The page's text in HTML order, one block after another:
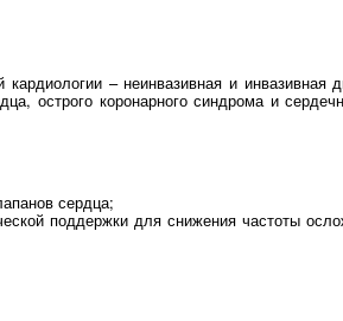
– неинвазивная и инвазивная
острого коронарного синдрома и
сердца;
поддержки для снижения частоты